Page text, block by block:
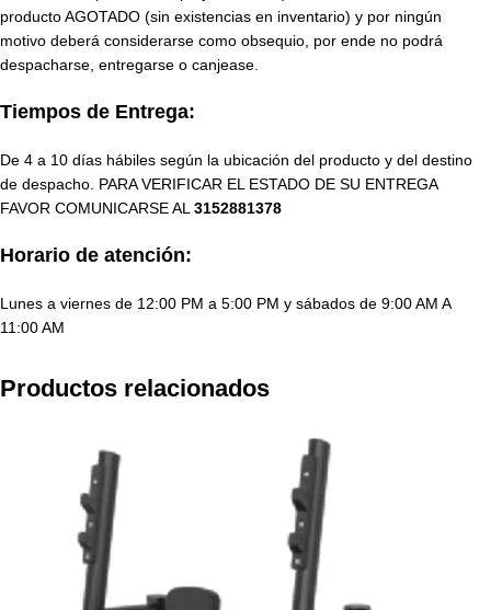
producto AGOTADO (sin existencias en inventario) y por ningún
motivo deberá considerarse como obsequio, por ende no podrá
despacharse, entregarse o canjease.
Tiempos de Entrega:
De 4 a 10 días hábiles según la ubicación del producto y del destino
de despacho. PARA VERIFICAR EL ESTADO DE SU ENTREGA
FAVOR COMUNICARSE AL 3152881378
Horario de atención:
Lunes a viernes de 12:00 PM a 5:00 PM y sábados de 9:00 AM A
11:00 AM
Productos relacionados